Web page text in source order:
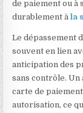
de paiement ou
durablement à la
Le dépassement
souvent en lien
anticipation des
sans contrôle. Un
carte de
autorisation, ce